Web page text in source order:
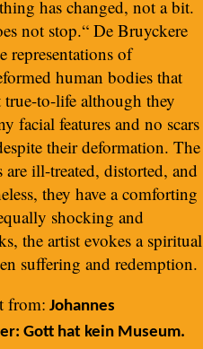
has changed, not a bit.
not stop.“ De Bruyckere
representations of
human bodies that
true-to-life although they
facial features and no scars
their deformation. The
are ill-treated, distorted, and
they have a comforting
shocking and
the artist evokes a spiritual
suffering and redemption.
from: Johannes
Gott hat kein Museum.